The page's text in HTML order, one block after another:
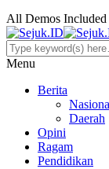
All Demos Included
Menu
Berita
Daerah
Opini
Ragam
Pendidikan